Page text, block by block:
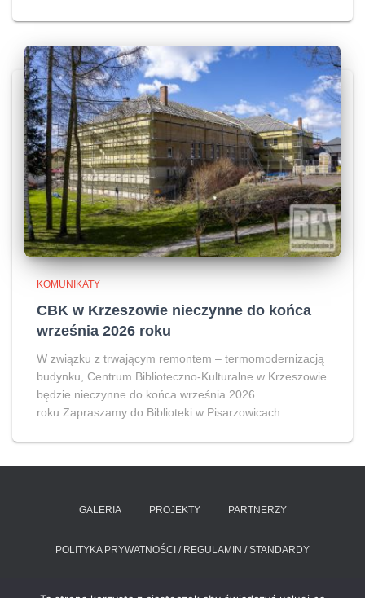
KOMUNIKATY
CBK w Krzeszowie nieczynne do końca
września 2026 roku
W związku z trwającym remontem – termomodernizacją
budynku, Centrum Biblioteczno-Kulturalne w Krzeszowie
będzie nieczynne do końca września 2026
roku.Zapraszamy do Biblioteki w Pisarzowicach.
GALERIA PROJEKTY PARTNERZY
POLITYKA PRYWATNOŚCI / REGULAMIN / STANDARDY